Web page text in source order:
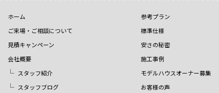
ホーム
ご来場・ご相談について
見積キャンペーン
会社概要
スタッフ紹介
スタッフブログ
参考プラン
標準仕様
安さの秘密
施工事例
モデルハウスオーナー募集
お客様の声